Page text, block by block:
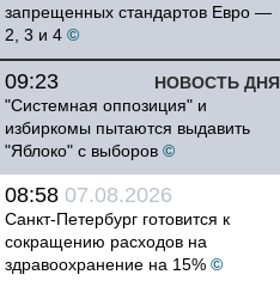
запрещенных стандартов Евро —
2, 3 и 4 ©
НОВОСТЬ ДНЯ
09:23
"Системная оппозиция" и
избиркомы пытаются выдавить
"Яблоко" с выборов ©
08:58 07.08.2026
Санкт-Петербург готовится к
сокращению расходов на
здравоохранение на 15% ©